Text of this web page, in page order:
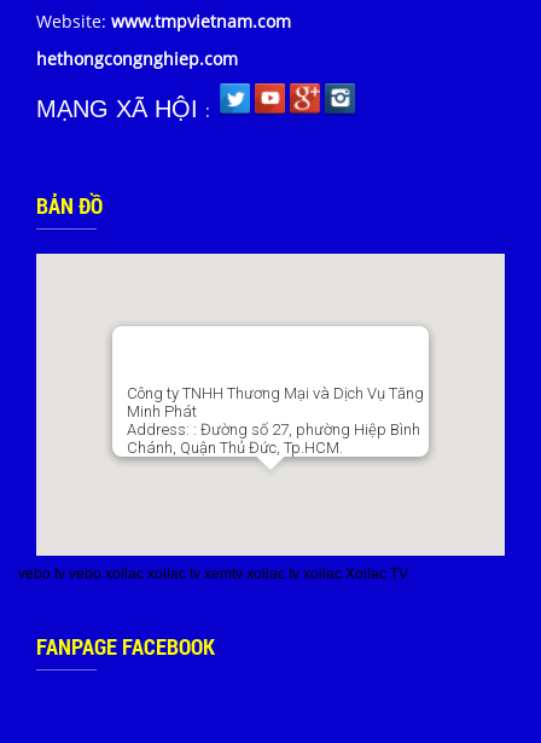
Website: www.tmpvietnam.com
hethongcongnghiep.com
MẠNG XÃ HỘI :
BẢN ĐỒ
Công ty TNHH Thương Mại và Dịch Vụ Tăng
Minh Phát
Address: : Đường số 27, phường Hiệp Bình
Chánh, Quận Thủ Đức, Tp.HCM.
vebo tv vebo xoilac xoilac tv xemtv xoilac tv xoilac Xoilac TV
FANPAGE FACEBOOK